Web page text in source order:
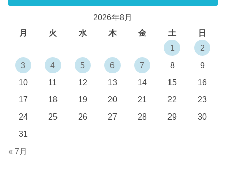
2026年8月
月
火 水 木 金 土
日
1
2
3
4 5 6 7 8
9
10
11 12 13 14 15
16
17
18 19 20 21 22
23
24
25 26 27 28 29
30
31
« 7月